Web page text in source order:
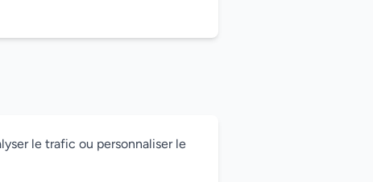
le trafic ou personnaliser le